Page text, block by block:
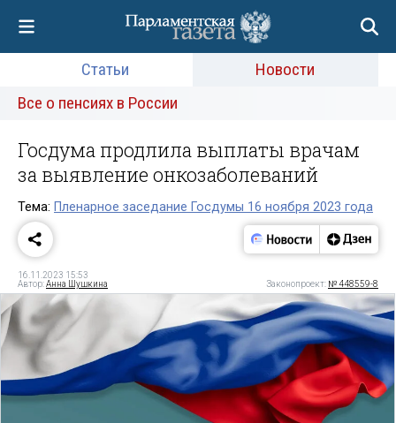
Статьи
Новости
Все о пенсиях в России
Госдума продлила выплаты врачам
за выявление онкозаболеваний
Тема: Пленарное заседание Госдумы 16 ноября 2023 года
16.11.2023 15:53
Автор:Анна Шушкина Законопроект: № 448559-8